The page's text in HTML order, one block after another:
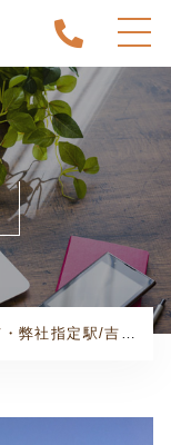
埼玉県吉川市・弊社指定駅/吉川美南駅・お客様の声